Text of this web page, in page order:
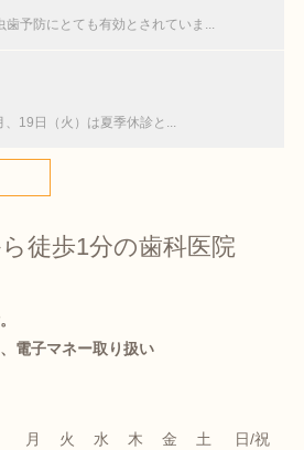
歯予防にとても有効とされていま...
19日（火）は夏季休診と...
徒歩1分の歯科医院
電子マネー取り扱い
月 火 水 木 金 土 日/祝